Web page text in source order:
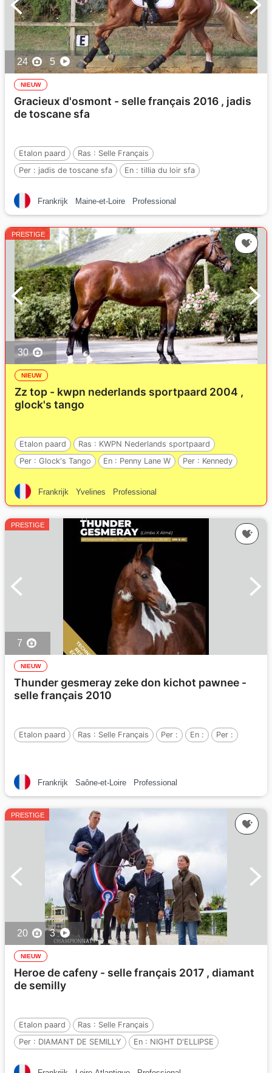
24 5
NIEUW
Gracieux d'osmont - selle français 2016 , jadis
de toscane sfa
Etalon paard Ras : Selle Français
Per : jadis de toscane sfa En : tillia du loir sfa
Frankrijk
Maine-et-Loire Professional
PRESTIGE
30
NIEUW
Zz top - kwpn nederlands sportpaard 2004 ,
glock's tango
Etalon paard Ras : KWPN Nederlands sportpaard
Per : Glock's Tango En : Penny Lane W Per : Kennedy
Frankrijk Yvelines Professional
PRESTIGE
7
NIEUW
Thunder gesmeray zeke don kichot pawnee -
selle français 2010
Etalon paard Ras : Selle Français Per : En : Per :
Frankrijk Saône-et-Loire Professional
PRESTIGE
20 3
NIEUW
Heroe de cafeny - selle français 2017 , diamant
de semilly
Etalon paard Ras : Selle Français
Per : DIAMANT DE SEMILLY En : NIGHT D'ELLIPSE